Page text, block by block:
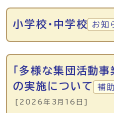
小学校・中学校 お知
「多様な集団活動
の実施について
補
[2026年3月16日]